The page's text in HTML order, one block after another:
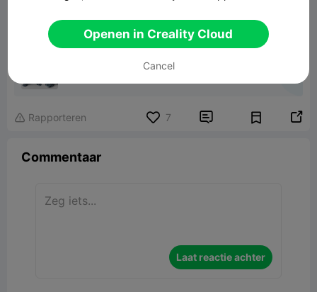
Ornamental Squirtle
 Rapporteren 7  
Commentaar
Laat reactie achter
Openen in Creality Cloud
Cancel